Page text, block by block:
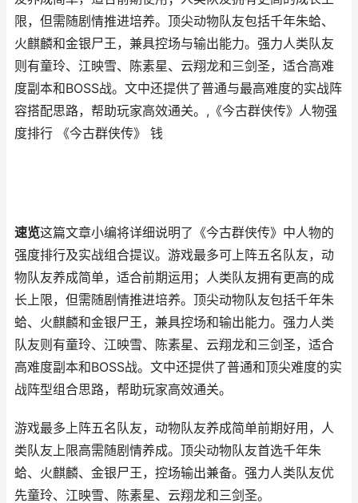
限，但需随剧情推进培养。顶尖动物队友包括千年朱蛤、
火麒麟和金银尸王，兼具控场与输出能力。强力人类队友
则有童玲、江映雪、陈素星、云翔龙和三剑圣，适合高难
度副本和BOSS战。文中还提供了普通与最高难度的实战阵
容搭配思路，帮助玩家高效通关。,《今古群侠传》人物强
度排行 《今古群侠传》 钱
速览这篇文章小编将详细说明了《今古群侠传》中人物的
强度排行及实战组合提议。游戏最多可上阵五名队友，动
物队友养成简单，适合前期运用；人类队友拥有更高的成
长上限，但需随剧情推进培养。顶尖动物队友包括千年朱
蛤、火麒麟和金银尸王，兼具控场和输出能力。强力人类
队友则有童玲、江映雪、陈素星、云翔龙和三剑圣，适合
高难度副本和BOSS战。文中还提供了普通和顶尖难度的实
战阵型组合思路，帮助玩家高效通关。
游戏最多上阵五名队友，动物队友养成简单前期好用，人
类队友上限高需随剧情养成。顶尖动物队友首选千年朱
蛤、火麒麟、金银尸王，控场输出兼备。强力人类队友优
先童玲、江映雪、陈素星、云翔龙和三剑圣。